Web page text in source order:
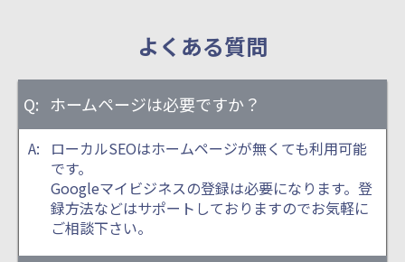
よくある質問
ホームページは必要ですか？
ローカルSEOはホームページが無くても利用可能
です。
Googleマイビジネスの登録は必要になります。登
録方法などはサポートしておりますのでお気軽に
ご相談下さい。